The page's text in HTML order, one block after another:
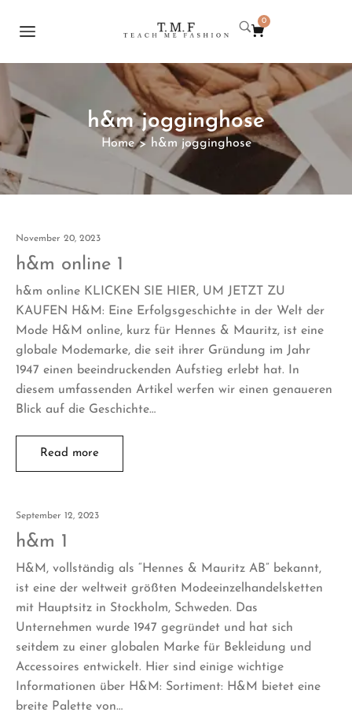
0
h&m jogginghose
Home > h&m jogginghose
November 20, 2023
h&m online 1
h&m online KLICKEN SIE HIER, UM JETZT ZU
KAUFEN H&M: Eine Erfolgsgeschichte in der Welt der
Mode H&M online, kurz für Hennes & Mauritz, ist eine
globale Modemarke, die seit ihrer Gründung im Jahr
1947 einen beeindruckenden Aufstieg erlebt hat. In
diesem umfassenden Artikel werfen wir einen genaueren
Blick auf die Geschichte…
Read more
September 12, 2023
h&m 1
H&M, vollständig als “Hennes & Mauritz AB” bekannt,
ist eine der weltweit größten Modeeinzelhandelsketten
mit Hauptsitz in Stockholm, Schweden. Das
Unternehmen wurde 1947 gegründet und hat sich
seitdem zu einer globalen Marke für Bekleidung und
Accessoires entwickelt. Hier sind einige wichtige
Informationen über H&M: Sortiment: H&M bietet eine
breite Palette von…